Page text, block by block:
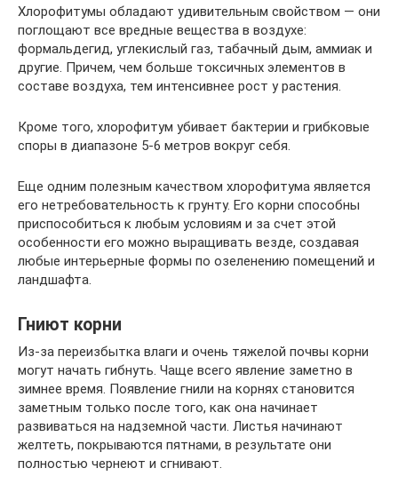
Хлорофитумы обладают удивительным свойством — они
поглощают все вредные вещества в воздухе:
формальдегид, углекислый газ, табачный дым, аммиак и
другие. Причем, чем больше токсичных элементов в
составе воздуха, тем интенсивнее рост у растения.
Кроме того, хлорофитум убивает бактерии и грибковые
споры в диапазоне 5-6 метров вокруг себя.
Еще одним полезным качеством хлорофитума является
его нетребовательность к грунту. Его корни способны
приспособиться к любым условиям и за счет этой
особенности его можно выращивать везде, создавая
любые интерьерные формы по озеленению помещений и
ландшафта.
Гниют корни
Из-за переизбытка влаги и очень тяжелой почвы корни
могут начать гибнуть. Чаще всего явление заметно в
зимнее время. Появление гнили на корнях становится
заметным только после того, как она начинает
развиваться на надземной части. Листья начинают
желтеть, покрываются пятнами, в результате они
полностью чернеют и сгнивают.